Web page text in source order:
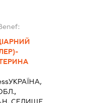
УКРАЇНА,